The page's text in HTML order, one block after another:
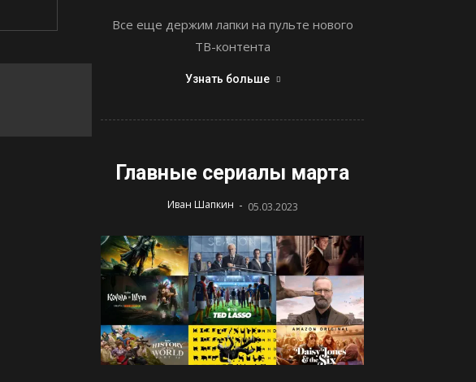
Все еще держим лапки на пульте нового
ТВ-контента
Узнать больше
Главные сериалы марта
Иван Шапкин - 05.03.2023